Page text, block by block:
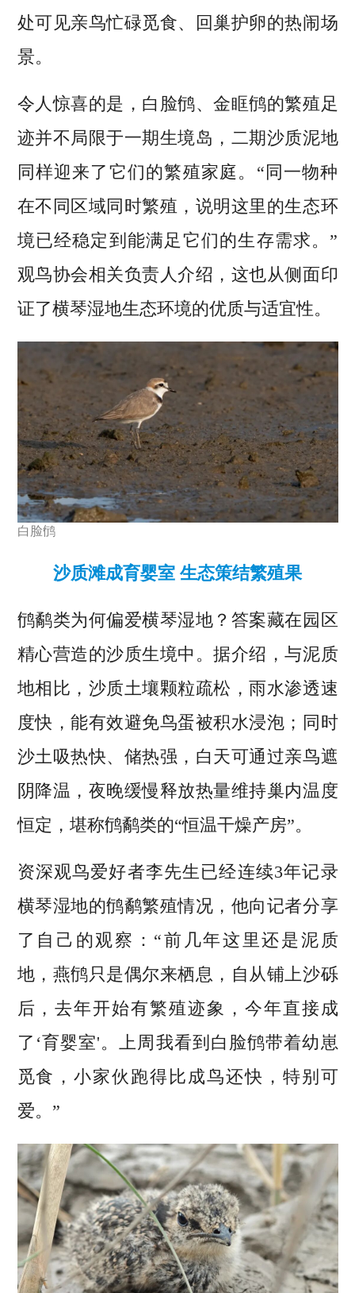
处可见亲鸟忙碌觅食、回巢护卵的热闹场
景。
令人惊喜的是，白脸鸻、金眶鸻的繁殖足
迹并不局限于一期生境岛，二期沙质泥地
同样迎来了它们的繁殖家庭。“同一物种
在不同区域同时繁殖，说明这里的生态环
境已经稳定到能满足它们的生存需求。”
观鸟协会相关负责人介绍，这也从侧面印
证了横琴湿地生态环境的优质与适宜性。
白脸鸻
沙质滩成育婴室 生态策结繁殖果
鸻鹬类为何偏爱横琴湿地？答案藏在园区
精心营造的沙质生境中。据介绍，与泥质
地相比，沙质土壤颗粒疏松，雨水渗透速
度快，能有效避免鸟蛋被积水浸泡；同时
沙土吸热快、储热强，白天可通过亲鸟遮
阴降温，夜晚缓慢释放热量维持巢内温度
恒定，堪称鸻鹬类的“恒温干燥产房”。
资深观鸟爱好者李先生已经连续3年记录
横琴湿地的鸻鹬繁殖情况，他向记者分享
了自己的观察：“前几年这里还是泥质
地，燕鸻只是偶尔来栖息，自从铺上沙砾
后，去年开始有繁殖迹象，今年直接成
了‘育婴室'。上周我看到白脸鸻带着幼崽
觅食，小家伙跑得比成鸟还快，特别可
爱。”